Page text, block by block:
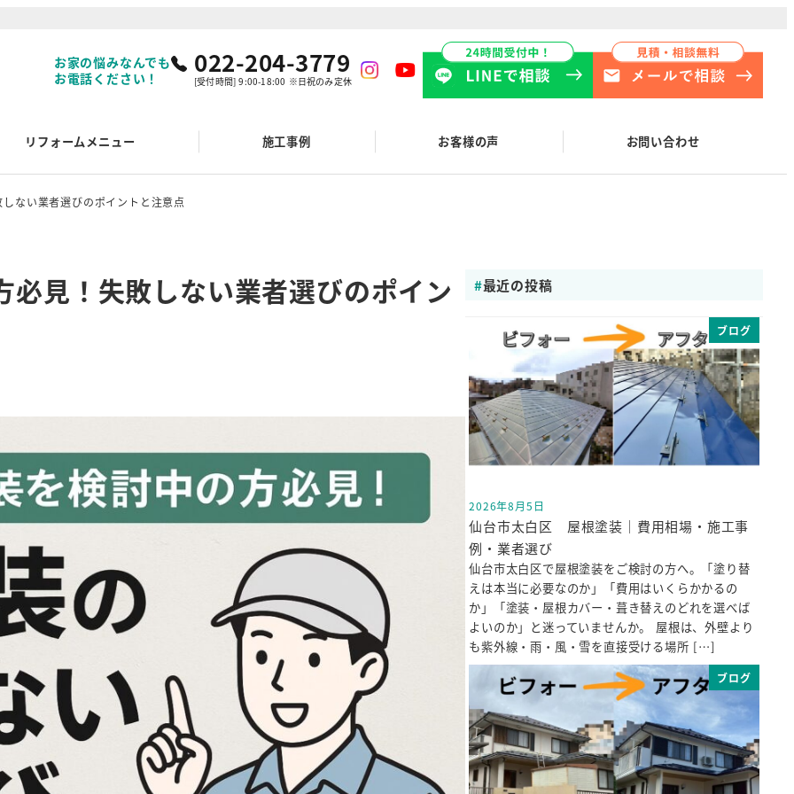
お家の悩みなんでも
お電話ください！
022-204-3779
[受付時間] 9:00-18:00 ※日祝のみ定休
リフォームメニュー 施工事例 お客様の声 お問い合わせ
ない業者選びのポイントと注意点
見！失敗しない業者選びのポイン 最近の投稿
ブログ
投稿日
2026年8月5日
仙台市太白区 屋根塗装｜費用相場・施工事
例・業者選び
仙台市太白区で屋根塗装をご検討の方へ。「塗り替
えは本当に必要なのか」「費用はいくらかかるの
か」「塗装・屋根カバー・葺き替えのどれを選べば
よいのか」と迷っていませんか。 屋根は、外壁より
も紫外線・雨・風・雪を直接受ける場所 […]
ブログ